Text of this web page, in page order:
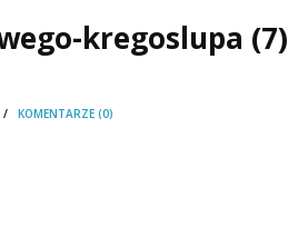
kregoslupa (7)
/ KOMENTARZE (0)